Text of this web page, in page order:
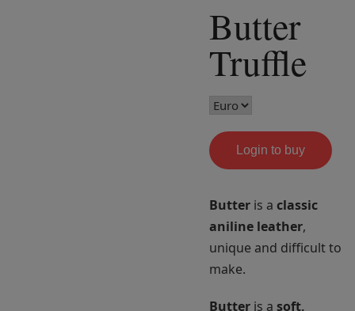
Butter
Truffle
Login to buy
Butter is a classic
aniline leather,
unique and difficult to
make.
Butter is a soft,